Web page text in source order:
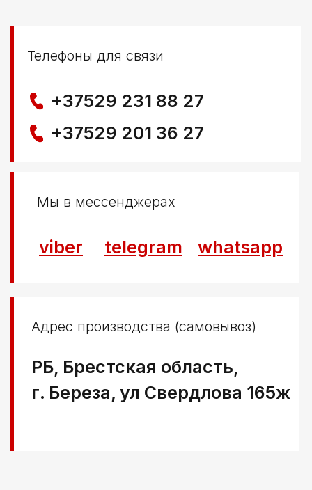
Свидетельство выдано Березовским районным
исполнительным комитетом 29.04.2025
Создание сайта Nastya Gurpa